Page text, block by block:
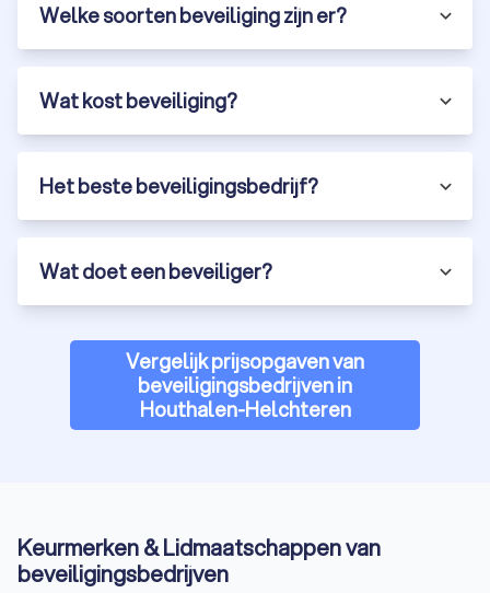
Welke soorten beveiliging zijn er?
Wat kost beveiliging?
Het beste beveiligingsbedrijf?
Wat doet een beveiliger?
Vergelijk prijsopgaven van
beveiligingsbedrijven in
Houthalen-Helchteren
Keurmerken & Lidmaatschappen van
beveiligingsbedrijven